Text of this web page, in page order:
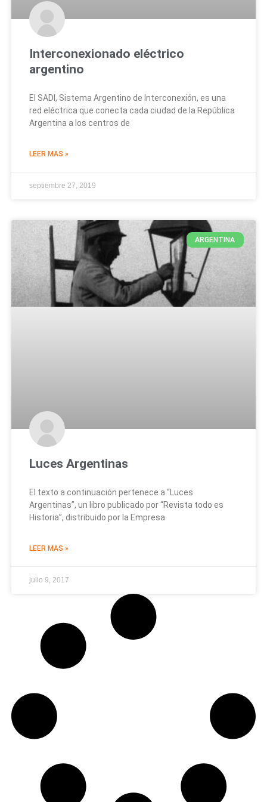
Interconexionado eléctrico
argentino
El SADI, Sistema Argentino de Interconexión, es una
red eléctrica que conecta cada ciudad de la República
Argentina a los centros de
LEER MAS »
septiembre 27, 2019
ARGENTINA
Luces Argentinas
El texto a continuación pertenece a “Luces
Argentinas”, un libro publicado por “Revista todo es
Historia”, distribuido por la Empresa
LEER MAS »
julio 9, 2017